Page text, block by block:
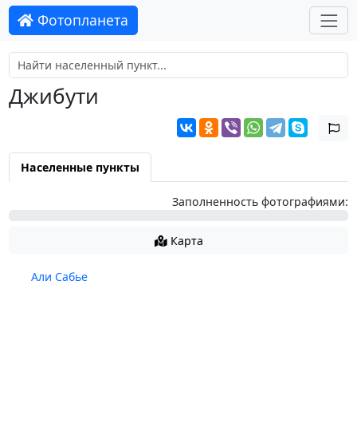
Фотопланета
Джибути
Населенные пункты
Заполненность фотографиями:
Карта
Али Сабье